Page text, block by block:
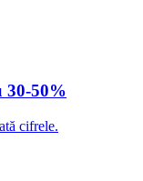
30-50%
cifrele.